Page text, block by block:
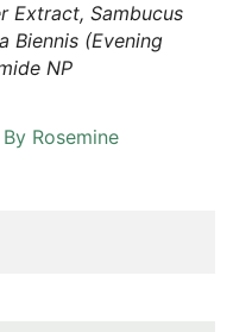
Extract, Sambucus
Biennis (Evening
NP
Rosemine